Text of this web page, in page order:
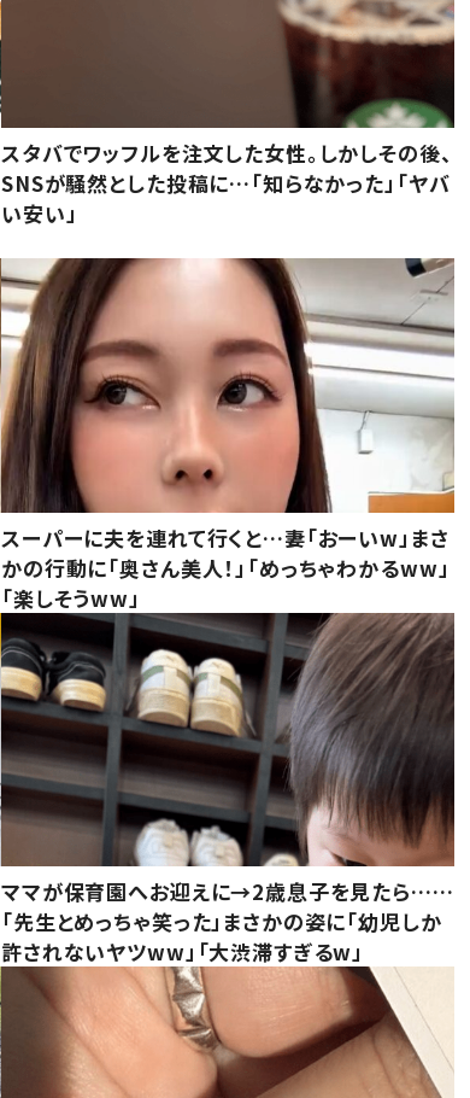
スタバでワッフルを注文した女性。しかしその後、
SNSが騒然とした投稿に…「知らなかった」「ヤバ
い安い」
スーパーに夫を連れて行くと…妻「おーいw」まさ
かの行動に「奥さん美人！」「めっちゃわかるww」
「楽しそうww」
ママが保育園へお迎えに→2歳息子を見たら……
「先生とめっちゃ笑った」まさかの姿に「幼児しか
許されないヤツww」「大渋滞すぎるw」